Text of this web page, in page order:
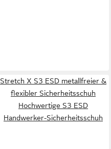
Stretch X S3 ESD metallfreier &
flexibler Sicherheitsschuh
Hochwertige S3 ESD
Handwerker-Sicherheitsschuh